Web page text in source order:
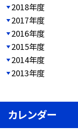
2018年度
2017年度
2016年度
2015年度
2014年度
2013年度
カレンダー